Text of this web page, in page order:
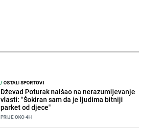
/OSTALI SPORTOVI
Dževad Poturak naišao na nerazumijevanje
vlasti: "Šokiran sam da je ljudima bitniji
parket od djece"
PRIJE OKO 4H